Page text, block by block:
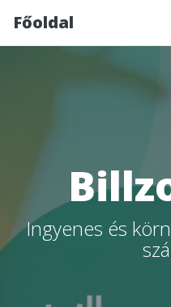
Főoldal
Ingyenes és